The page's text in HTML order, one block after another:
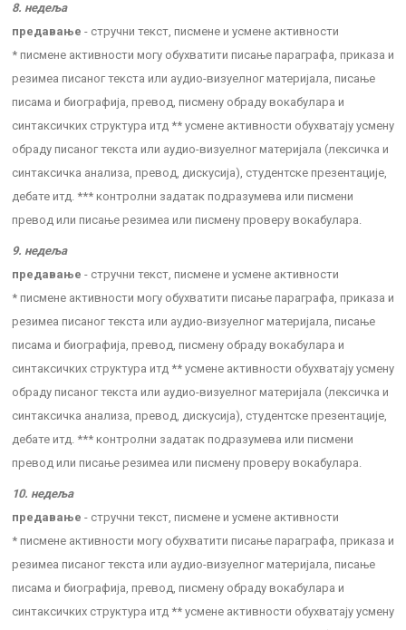
8. недеља
предавање - стручни текст, писмене и усмене активности
* писмене активности могу обухватити писање параграфа, приказа и
резимеа писаног текста или аудио-визуелног материјала, писање
писама и биографија, превод, писмену обраду вокабулара и
синтаксичких структура итд ** усмене активности обухватају усмену
обраду писаног текста или аудио-визуелног материјала (лексичка и
синтаксичка анализа, превод, дискусија), студентске презентације,
дебате итд. *** контролни задатак подразумева или писмени
превод или писање резимеа или писмену проверу вокабулара.
9. недеља
предавање - стручни текст, писмене и усмене активности
* писмене активности могу обухватити писање параграфа, приказа и
резимеа писаног текста или аудио-визуелног материјала, писање
писама и биографија, превод, писмену обраду вокабулара и
синтаксичких структура итд ** усмене активности обухватају усмену
обраду писаног текста или аудио-визуелног материјала (лексичка и
синтаксичка анализа, превод, дискусија), студентске презентације,
дебате итд. *** контролни задатак подразумева или писмени
превод или писање резимеа или писмену проверу вокабулара.
10. недеља
предавање - стручни текст, писмене и усмене активности
* писмене активности могу обухватити писање параграфа, приказа и
резимеа писаног текста или аудио-визуелног материјала, писање
писама и биографија, превод, писмену обраду вокабулара и
синтаксичких структура итд ** усмене активности обухватају усмену